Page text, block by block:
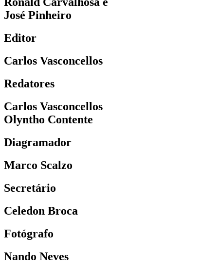
José Pinheiro
Editor
Carlos Vasconcellos
Redatores
Carlos Vasconcellos
Olyntho Contente
Diagramador
Marco Scalzo
Secretário
Celedon Broca
Fotógrafo
Nando Neves